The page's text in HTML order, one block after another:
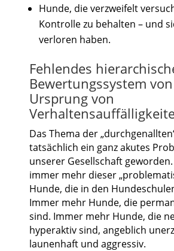
Hunde, die verzweifelt
Kontrolle zu behalten – und
verloren haben.
Fehlendes
Bewertungssystem
Ursprung von
Das Thema der
tatsächlich ein ganz akutes
unserer Gesellschaft
immer mehr dieser
Hunde, die in den
Immer mehr Hunde, die
sind. Immer mehr Hunde, die
hyperaktiv sind, angeblich
launenhaft und aggressiv.